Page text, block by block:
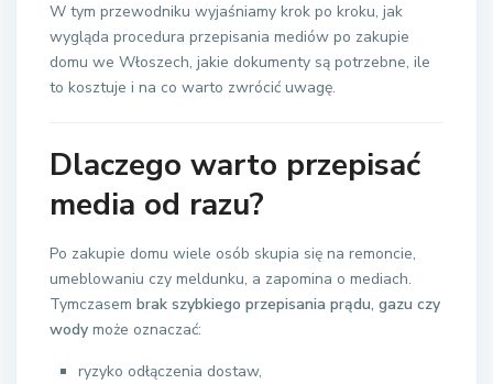
W tym przewodniku wyjaśniamy krok po kroku, jak
wygląda procedura przepisania mediów po zakupie
domu we Włoszech, jakie dokumenty są potrzebne, ile
to kosztuje i na co warto zwrócić uwagę.
Dlaczego warto przepisać
media od razu?
Po zakupie domu wiele osób skupia się na remoncie,
umeblowaniu czy meldunku, a zapomina o mediach.
Tymczasem brak szybkiego przepisania prądu, gazu czy
wody może oznaczać:
ryzyko odłączenia dostaw,